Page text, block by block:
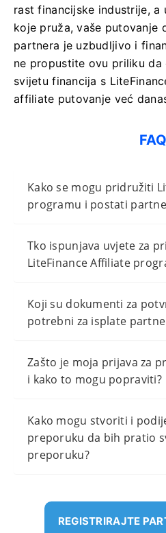
rast financijske industrije, a
koje pruža, vaše putovanje
partnera je uzbudljivo i
ne propustite ovu priliku
svijetu financija s
affiliate putovanje već
FAQ
Kako se mogu pridružiti
programu i postati
Tko ispunjava uvjete za
LiteFinance Affiliate
Koji su dokumenti za
potrebni za isplate
Zašto je moja prijava za
i kako to mogu popraviti?
Kako mogu stvoriti i
preporuku da bih pratio
preporuku?
REGISTRIRAJTE